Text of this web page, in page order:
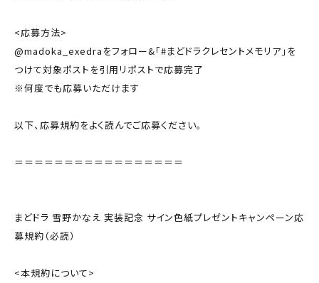
<応募方法>
@madoka_exedraをフォロー&「#まどドラクレセントメモリア」を
つけて対象ポストを引用リポストで応募完了
※何度でも応募いただけます
以下、応募規約をよく読んでご応募ください。
＝＝＝＝＝＝＝＝＝＝＝＝＝＝＝＝＝
まどドラ 雪野かなえ 実装記念 サイン色紙プレゼントキャンペーン応
募規約（必読）
<本規約について>